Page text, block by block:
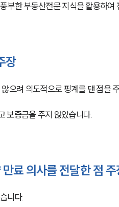
부한 부동산전문 지식을 활용하여
장
으려 의도적으로 핑계를 댄 점을
보증금을 주지 않았습니다.
료 의사를 전달한 점 주
니다.